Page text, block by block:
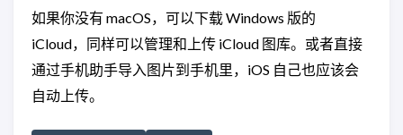
如果你没有 macOS，可以下载 Windows 版的
iCloud，同样可以管理和上传 iCloud 图库。或者直接
通过手机助手导入图片到手机里，iOS 自己也应该会
自动上传。